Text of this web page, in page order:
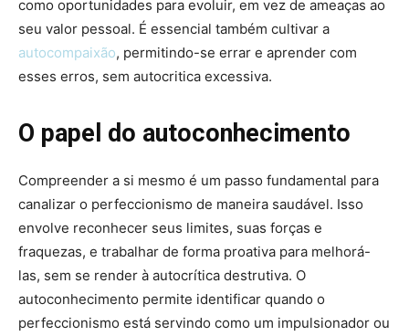
como oportunidades para evoluir, em vez de ameaças ao
seu valor pessoal. É essencial também cultivar a
autocompaixão, permitindo-se errar e aprender com
esses erros, sem autocritica excessiva.
O papel do autoconhecimento
Compreender a si mesmo é um passo fundamental para
canalizar o perfeccionismo de maneira saudável. Isso
envolve reconhecer seus limites, suas forças e
fraquezas, e trabalhar de forma proativa para melhorá-
las, sem se render à autocrítica destrutiva. O
autoconhecimento permite identificar quando o
perfeccionismo está servindo como um impulsionador ou